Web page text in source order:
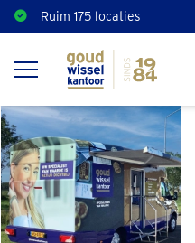
Ruim 175 locaties